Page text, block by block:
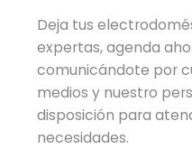
Deja tus
expertas, agenda
comunicándote por
medios y nuestro
disposición para
necesidades.